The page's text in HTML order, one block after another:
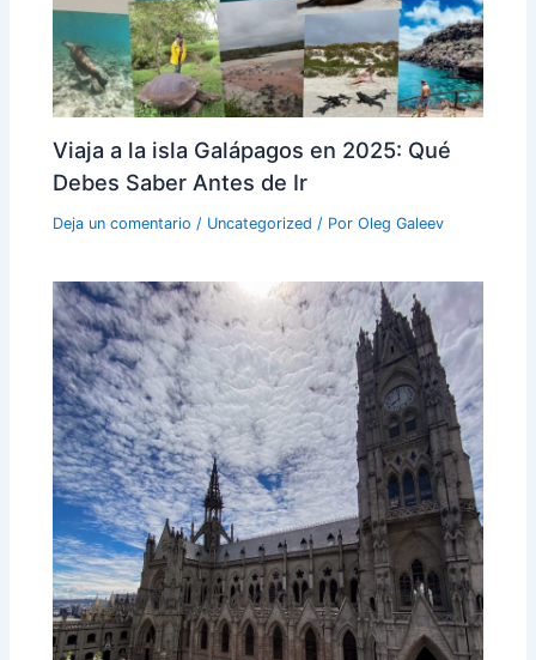
Viaja a la isla Galápagos en 2025: Qué
Debes Saber Antes de Ir
Deja un comentario / Uncategorized / PorOleg Galeev